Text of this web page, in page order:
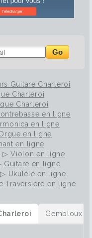
Go
Guitare Charleroi
Charleroi
Charleroi
en ligne
en ligne
en ligne
en ligne
▷Violon en ligne
Guitare en ligne
Ukulélé en ligne
Traversière en ligne
Gembloux